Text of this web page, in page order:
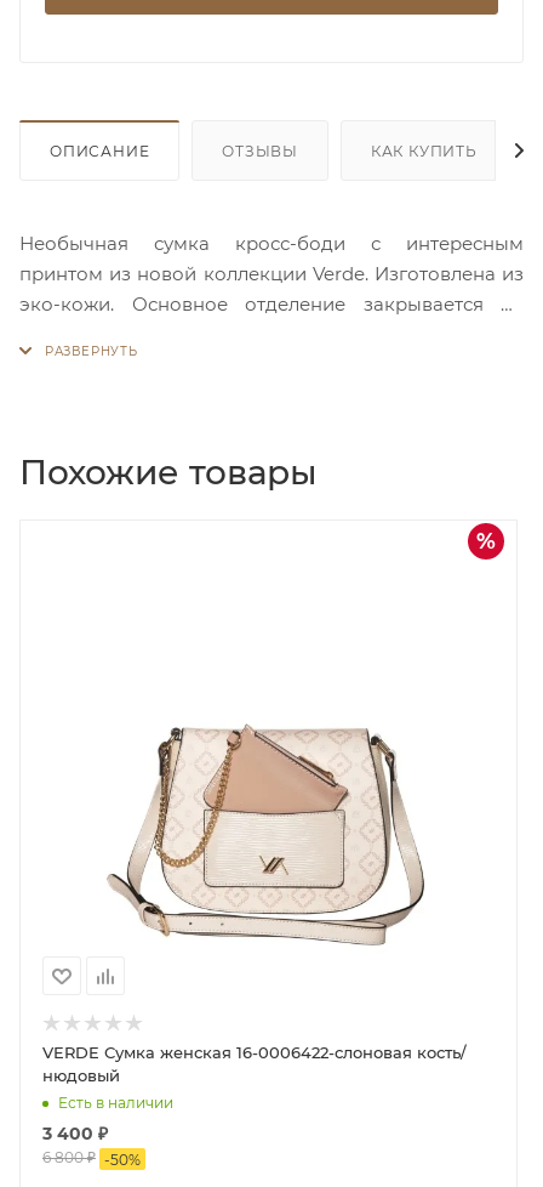
ОПИСАНИЕ ОТЗЫВЫ КАК КУПИТЬ
Необычная сумка кросс-боди с интересным
принтом из новой коллекции Verde. Изготовлена из
эко-кожи. Основное отделение закрывается на
приятные цвета - прекрасно дополнят Ваш
гардероб!
Похожие товары
Скидка
50%
VERDE Сумка женская 16-0006422-слоновая кость/
нюдовый
Есть в наличии
3 400 ₽
6 800₽ -50%